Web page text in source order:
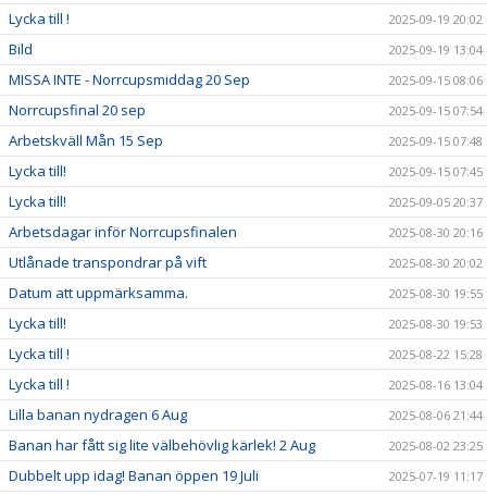
Lycka till ! 2025-09-19 20:02
Bild 2025-09-19 13:04
MISSA INTE - Norrcupsmiddag 20 Sep 2025-09-15 08:06
Norrcupsfinal 20 sep 2025-09-15 07:54
Arbetskväll Mån 15 Sep 2025-09-15 07:48
Lycka till! 2025-09-15 07:45
Lycka till! 2025-09-05 20:37
Arbetsdagar inför Norrcupsfinalen 2025-08-30 20:16
Utlånade transpondrar på vift 2025-08-30 20:02
Datum att uppmärksamma. 2025-08-30 19:55
Lycka till! 2025-08-30 19:53
Lycka till ! 2025-08-22 15:28
Lycka till ! 2025-08-16 13:04
Lilla banan nydragen 6 Aug 2025-08-06 21:44
Banan har fått sig lite välbehövlig kärlek! 2 Aug 2025-08-02 23:25
Dubbelt upp idag! Banan öppen 19 Juli 2025-07-19 11:17